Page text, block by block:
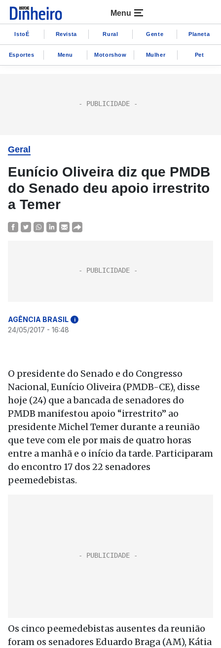
Menu
IstoÉ Revista Rural Gente Planeta
Esportes Menu Motorshow Mulher Pet
Geral
Eunício Oliveira diz que PMDB
do Senado deu apoio irrestrito
a Temer
AGÊNCIA BRASIL i
24/05/2017 - 16:48
O presidente do Senado e do Congresso
Nacional, Eunício Oliveira (PMDB-CE), disse
hoje (24) que a bancada de senadores do
PMDB manifestou apoio “irrestrito” ao
presidente Michel Temer durante a reunião
que teve com ele por mais de quatro horas
entre a manhã e o início da tarde. Participaram
do encontro 17 dos 22 senadores
peemedebistas.
Os cinco peemedebistas ausentes da reunião
foram os senadores Eduardo Braga (AM), Kátia